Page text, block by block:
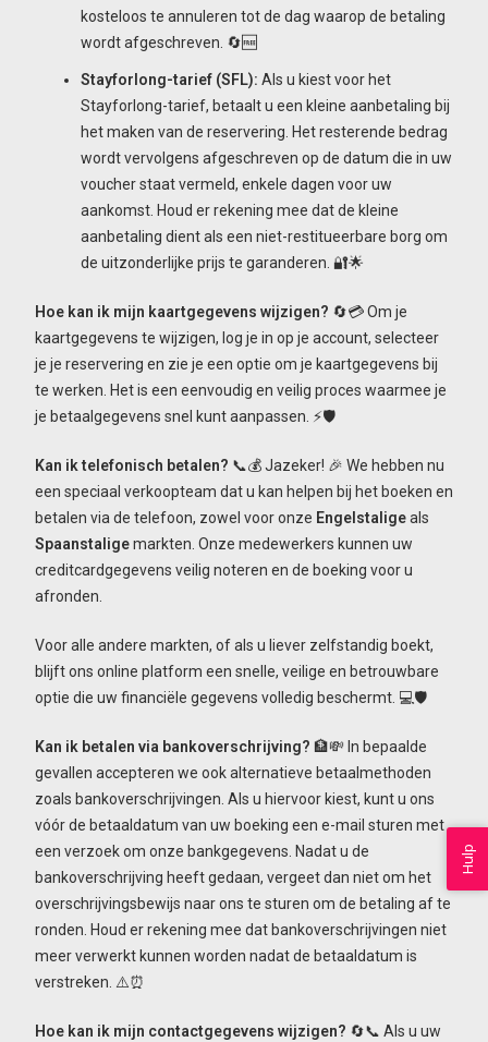
kosteloos te annuleren tot de dag waarop de betaling
wordt afgeschreven. 🔄🆓
Stayforlong-tarief (SFL): Als u kiest voor het
Stayforlong-tarief, betaalt u een kleine aanbetaling bij
het maken van de reservering. Het resterende bedrag
wordt vervolgens afgeschreven op de datum die in uw
voucher staat vermeld, enkele dagen voor uw
aankomst. Houd er rekening mee dat de kleine
aanbetaling dient als een niet-restitueerbare borg om
de uitzonderlijke prijs te garanderen. 🔐🌟
Hoe kan ik mijn kaartgegevens wijzigen? 🔄💳 Om je
kaartgegevens te wijzigen, log je in op je account, selecteer
je je reservering en zie je een optie om je kaartgegevens bij
te werken. Het is een eenvoudig en veilig proces waarmee je
je betaalgegevens snel kunt aanpassen. ⚡🛡️
Kan ik telefonisch betalen? 📞💰 Jazeker! 🎉 We hebben nu
een speciaal verkoopteam dat u kan helpen bij het boeken en
betalen via de telefoon, zowel voor onze Engelstaligeals
Spaanstaligemarkten. Onze medewerkers kunnen uw
creditcardgegevens veilig noteren en de boeking voor u
afronden.
Voor alle andere markten, of als u liever zelfstandig boekt,
blijft ons online platform een snelle, veilige en betrouwbare
optie die uw financiële gegevens volledig beschermt. 💻🛡️
Kan ik betalen via bankoverschrijving? 🏦💸 In bepaalde
gevallen accepteren we ook alternatieve betaalmethoden
zoals bankoverschrijvingen. Als u hiervoor kiest, kunt u ons
vóór de betaaldatum van uw boeking een e-mail sturen met
een verzoek om onze bankgegevens. Nadat u de
bankoverschrijving heeft gedaan, vergeet dan niet om het
overschrijvingsbewijs naar ons te sturen om de betaling af te
ronden. Houd er rekening mee dat bankoverschrijvingen niet
meer verwerkt kunnen worden nadat de betaaldatum is
verstreken. ⚠️⏰
Hoe kan ik mijn contactgegevens wijzigen? 🔄📞 Als u uw
Hulp